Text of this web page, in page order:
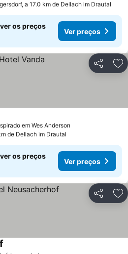
a 17.0 km de Dellach im Drautal
os preços
Ver preços
Partilhar
em Wes Anderson
de Dellach im Drautal
os preços
Ver preços
Partilhar